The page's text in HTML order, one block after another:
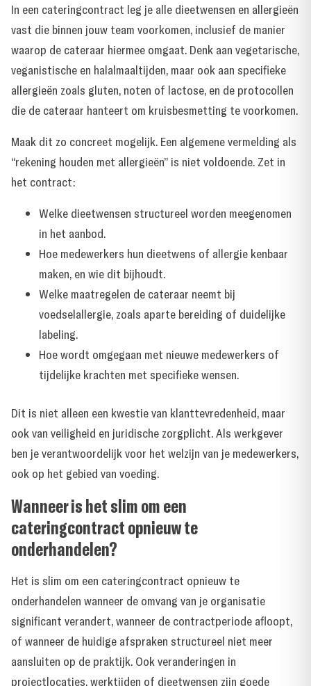
In een cateringcontract leg je alle dieetwensen en allergieën
vast die binnen jouw team voorkomen, inclusief de manier
waarop de cateraar hiermee omgaat. Denk aan vegetarische,
veganistische en halalmaaltijden, maar ook aan specifieke
allergieën zoals gluten, noten of lactose, en de protocollen
die de cateraar hanteert om kruisbesmetting te voorkomen.
Maak dit zo concreet mogelijk. Een algemene vermelding als
“rekening houden met allergieën” is niet voldoende. Zet in
het contract:
Welke dieetwensen structureel worden meegenomen
in het aanbod.
Hoe medewerkers hun dieetwens of allergie kenbaar
maken, en wie dit bijhoudt.
Welke maatregelen de cateraar neemt bij
voedselallergie, zoals aparte bereiding of duidelijke
labeling.
Hoe wordt omgegaan met nieuwe medewerkers of
tijdelijke krachten met specifieke wensen.
Dit is niet alleen een kwestie van klanttevredenheid, maar
ook van veiligheid en juridische zorgplicht. Als werkgever
ben je verantwoordelijk voor het welzijn van je medewerkers,
ook op het gebied van voeding.
Wanneer is het slim om een
cateringcontract opnieuw te
onderhandelen?
Het is slim om een cateringcontract opnieuw te
onderhandelen wanneer de omvang van je organisatie
significant verandert, wanneer de contractperiode afloopt,
of wanneer de huidige afspraken structureel niet meer
aansluiten op de praktijk. Ook veranderingen in
projectlocaties, werktijden of dieetwensen zijn goede